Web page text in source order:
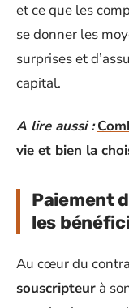
et ce que les
se donner les
surprises et
capital.
A lire aussi :
vie et bien la
Paiement
les
Au cœur du
souscripteur à